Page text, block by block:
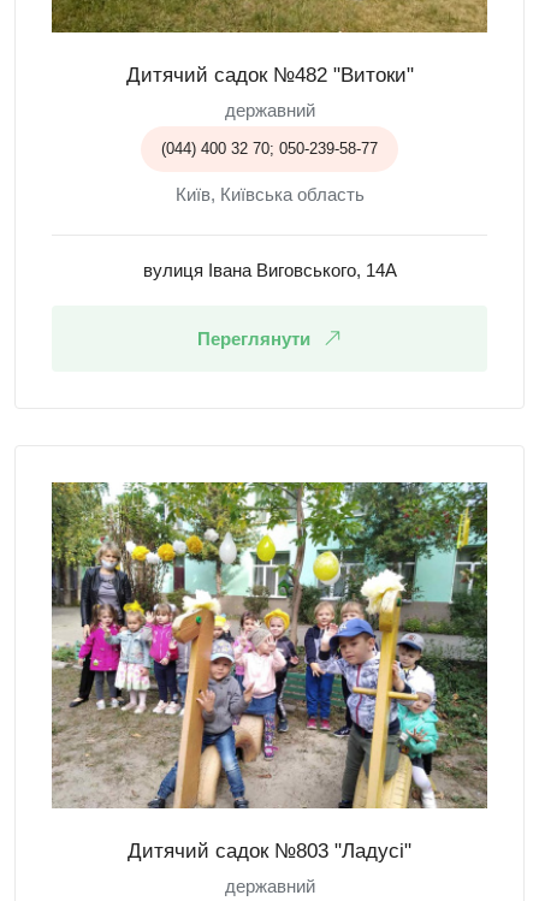
Дитячий садок №482 "Витоки"
державний
(044) 400 32 70; 050-239-58-77
Київ, Київська область
вулиця Івана Виговського, 14А
Переглянути
Дитячий садок №803 "Ладусі"
державний